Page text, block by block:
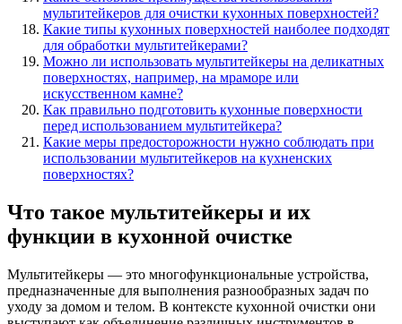
мультитейкеров для очистки кухонных поверхностей?
Какие типы кухонных поверхностей наиболее подходят
для обработки мультитейкерами?
Можно ли использовать мультитейкеры на деликатных
поверхностях, например, на мраморе или
искусственном камне?
Как правильно подготовить кухонные поверхности
перед использованием мультитейкера?
Какие меры предосторожности нужно соблюдать при
использовании мультитейкеров на кухненских
поверхностях?
Что такое мультитейкеры и их
функции в кухонной очистке
Мультитейкеры — это многофункциональные устройства,
предназначенные для выполнения разнообразных задач по
уходу за домом и телом. В контексте кухонной очистки они